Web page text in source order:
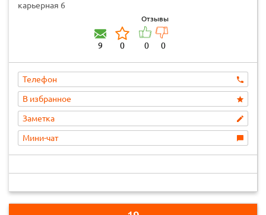
карьерная 6
9 0
Отзывы
0 0
Телефон
В избранное
Заметка
Мини-чат